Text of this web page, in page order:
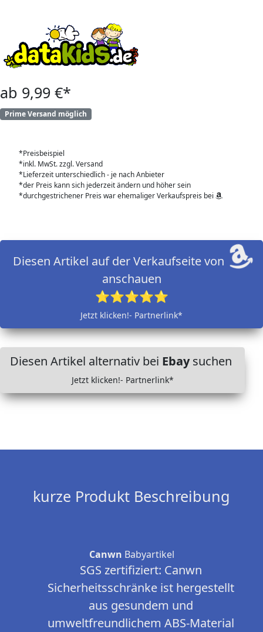
ab 9,99 €*
Prime Versand möglich
*Preisbeispiel
*inkl. MwSt. zzgl. Versand
*Lieferzeit unterschiedlich - je nach Anbieter
*der Preis kann sich jederzeit ändern und höher sein
*durchgestrichener Preis war ehemaliger Verkaufspreis bei
Diesen Artikel auf der Verkaufseite von
anschauen
⭐⭐⭐⭐⭐
Jetzt klicken!- Partnerlink*
Diesen Artikel alternativ bei Ebaysuchen
Jetzt klicken!- Partnerlink*
kurze Produkt Beschreibung
Canwn Babyartikel
SGS zertifiziert: Canwn
Sicherheitsschränke ist hergestellt
aus gesundem und
umweltfreundlichem ABS-Material